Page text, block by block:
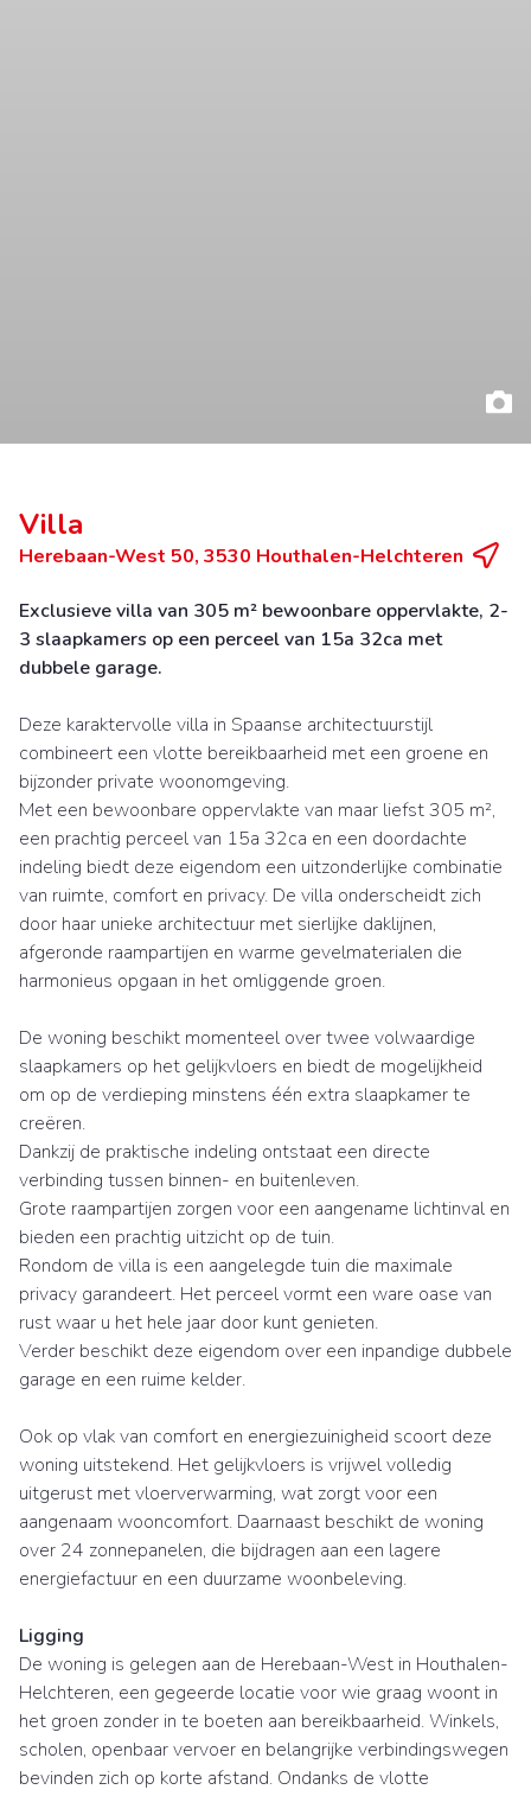
Villa
Herebaan-West 50, 3530 Houthalen-Helchteren
Exclusieve villa van 305 m² bewoonbare oppervlakte, 2-
3 slaapkamers op een perceel van 15a 32ca met
dubbele garage.
Deze karaktervolle villa in Spaanse architectuurstijl
combineert een vlotte bereikbaarheid met een groene en
bijzonder private woonomgeving.
Met een bewoonbare oppervlakte van maar liefst 305 m²,
een prachtig perceel van 15a 32ca en een doordachte
indeling biedt deze eigendom een uitzonderlijke combinatie
van ruimte, comfort en privacy. De villa onderscheidt zich
door haar unieke architectuur met sierlijke daklijnen,
afgeronde raampartijen en warme gevelmaterialen die
harmonieus opgaan in het omliggende groen.
De woning beschikt momenteel over twee volwaardige
slaapkamers op het gelijkvloers en biedt de mogelijkheid
om op de verdieping minstens één extra slaapkamer te
creëren.
Dankzij de praktische indeling ontstaat een directe
verbinding tussen binnen- en buitenleven.
Grote raampartijen zorgen voor een aangename lichtinval en
bieden een prachtig uitzicht op de tuin.
Rondom de villa is een aangelegde tuin die maximale
privacy garandeert. Het perceel vormt een ware oase van
rust waar u het hele jaar door kunt genieten.
Verder beschikt deze eigendom over een inpandige dubbele
garage en een ruime kelder.
Ook op vlak van comfort en energiezuinigheid scoort deze
woning uitstekend. Het gelijkvloers is vrijwel volledig
uitgerust met vloerverwarming, wat zorgt voor een
aangenaam wooncomfort. Daarnaast beschikt de woning
over 24 zonnepanelen, die bijdragen aan een lagere
energiefactuur en een duurzame woonbeleving.
Ligging
De woning is gelegen aan de Herebaan-West in Houthalen-
Helchteren, een gegeerde locatie voor wie graag woont in
het groen zonder in te boeten aan bereikbaarheid. Winkels,
scholen, openbaar vervoer en belangrijke verbindingswegen
bevinden zich op korte afstand. Ondanks de vlotte